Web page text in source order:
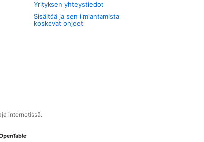
Yrityksen yhteystiedot
Sisältöä ja sen ilmiantamista
koskevat ohjeet
internetissä.